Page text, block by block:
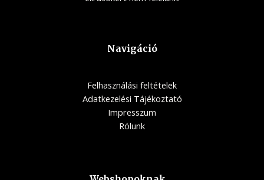
Navigáció
Felhasználási feltételek
Adatkezelési Tájékoztató
Impresszum
Rólunk